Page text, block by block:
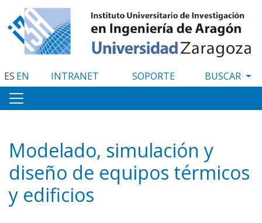
al
contenido
principal
ES EN INTRANET SOPORTE
Modelado, simulación y
diseño de equipos térmicos
y edificios